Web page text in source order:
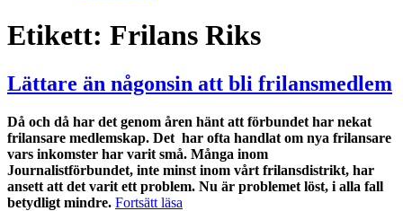
Etikett: Frilans Riks
Lättare än någonsin att bli frilansmedlem
Då och då har det genom åren hänt att förbundet har nekat
frilansare medlemskap. Det har ofta handlat om nya frilansare
vars inkomster har varit små. Många inom
Journalistförbundet, inte minst inom vårt frilansdistrikt, har
ansett att det varit ett problem. Nu är problemet löst, i alla fall
betydligt mindre. Fortsätt läsa